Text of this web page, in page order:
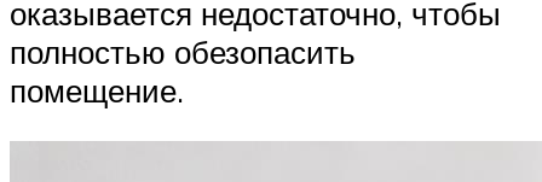
оказывается недостаточно, чтобы
полностью обезопасить
помещение.